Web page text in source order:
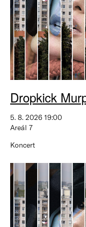
Dropkick
5. 8. 2026 19:00
Areál 7
Koncert